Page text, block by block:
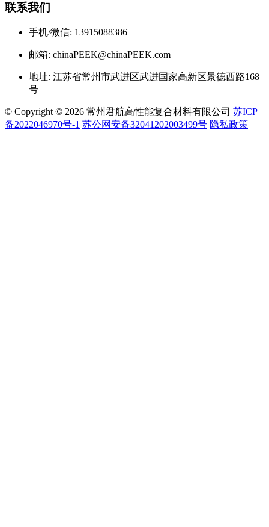
联系我们
手机/微信: 13915088386
邮箱: chinaPEEK@chinaPEEK.com
地址: 江苏省常州市武进区武进国家高新区景德西路168
号
© Copyright © 2026 常州君航高性能复合材料有限公司 苏ICP
备2022046970号-1 苏公网安备32041202003499号 隐私政策